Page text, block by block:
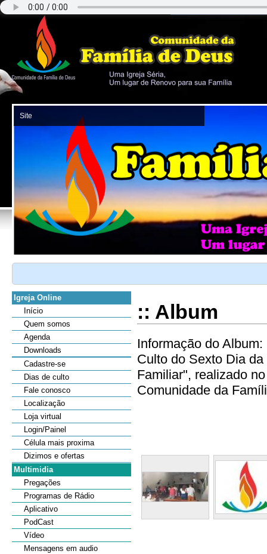
Igreja Online
Início
Quem somos
Agenda
Downloads
Cadastre-se
Dias de culto
Fale conosco
Localização
Loja virtual
Login/Painel
Célula mais proxima
Dizimos e ofertas
Multimidia
Pregações
Programas de Rádio
Aplicativo
PodCast
Vídeo
Mensagens em audio
:: Album
Informação do Album:
Culto do Sexto Dia
Familiar", realizado
Comunidade da